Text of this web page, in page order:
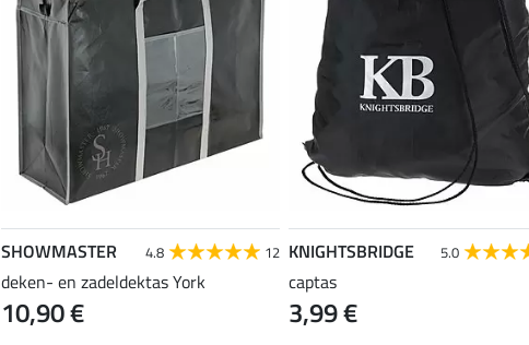
SHOWMASTER 4.8 12
deken- en zadeldektas York
10,90 €
KNIGHTSBRIDGE 5.0
captas
3,99 €